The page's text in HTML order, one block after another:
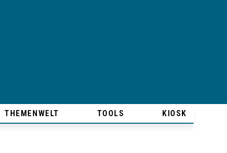
THEMENWELT TOOLS KIOSK